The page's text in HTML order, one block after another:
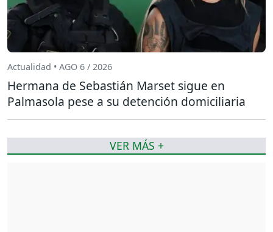
Actualidad • AGO 6 / 2026
Hermana de Sebastián Marset sigue en
Palmasola pese a su detención domiciliaria
VER MÁS +